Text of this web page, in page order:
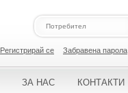
Регистрирай се Забравена парола
ЗА НАС КОНТАКТИ